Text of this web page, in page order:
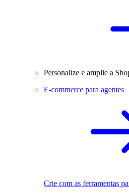
Personalize e amplie a
E-commerce para agentes
Crie com as ferramentas